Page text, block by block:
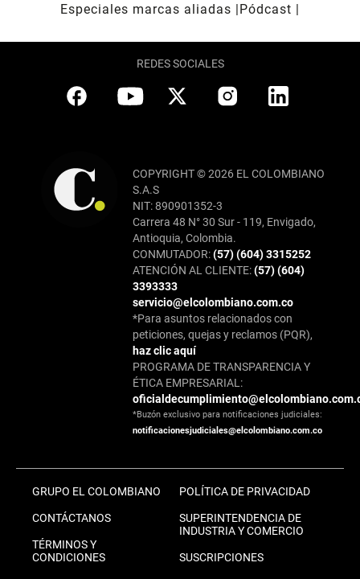
Especiales marcas aliadas
Pódcast
REDES SOCIALES
COPYRIGHT © 2026 EL COLOMBIANO
S.A.S
NIT: 890901352-3
Carrera 48 N° 30 Sur - 119, Envigado,
Antioquia, Colombia.
CONMUTADOR:(57) (604) 3315252
ATENCIÓN AL CLIENTE:(57) (604)
3393333
servicio@elcolombiano.com.co
*Para asuntos relacionados con
peticiones, quejas y reclamos (PQR),
haz clic aquí
PROGRAMA DE TRANSPARENCIA Y
ÉTICA EMPRESARIAL:
*Buzón exclusivo para notificaciones judiciales:
notificacionesjudiciales@elcolombiano.com.co
GRUPO EL COLOMBIANO
CONTÁCTANOS
TÉRMINOS Y
CONDICIONES
POLÍTICA DE PRIVACIDAD
SUPERINTENDENCIA DE
INDUSTRIA Y COMERCIO
SUSCRIPCIONES